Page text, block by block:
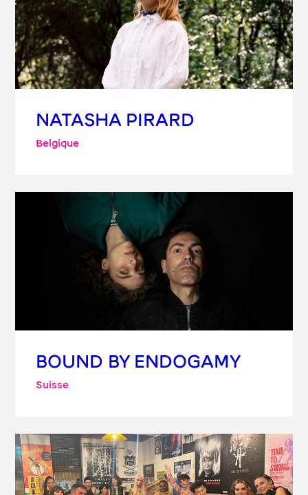
NATASHA PIRARD
Belgique
BOUND BY ENDOGAMY
Suisse